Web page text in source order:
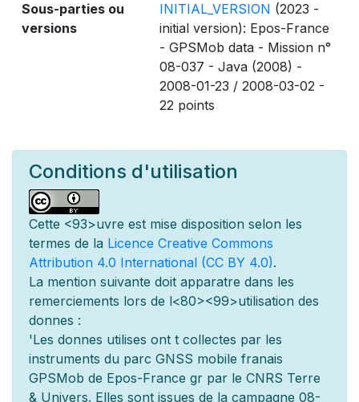
Sous-parties ou
versions
INITIAL_VERSION (2023 -
initial version): Epos-France
- GPSMob data - Mission n°
08-037 - Java (2008) -
2008-01-23 / 2008-03-02 -
22 points
Conditions d'utilisation
Cette <93>uvre est mise disposition selon les
termes de la Licence Creative Commons
Attribution 4.0 International (CC BY 4.0).
La mention suivante doit apparatre dans les
remerciements lors de l<80><99>utilisation des
donnes :
'Les donnes utilises ont t collectes par les
instruments du parc GNSS mobile franais
GPSMob de Epos-France gr par le CNRS Terre
& Univers. Elles sont issues de la campagne 08-